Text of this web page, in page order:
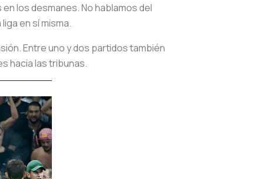
los desmanes. No hablamos del
en sí misma.
Entre uno y dos partidos también
hacia las tribunas.